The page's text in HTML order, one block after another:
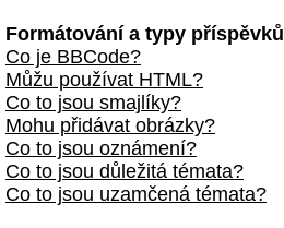
Formátování a typy příspěvků
Co je BBCode?
Můžu používat HTML?
Co to jsou smajlíky?
Mohu přidávat obrázky?
Co to jsou oznámení?
Co to jsou důležitá témata?
Co to jsou uzamčená témata?